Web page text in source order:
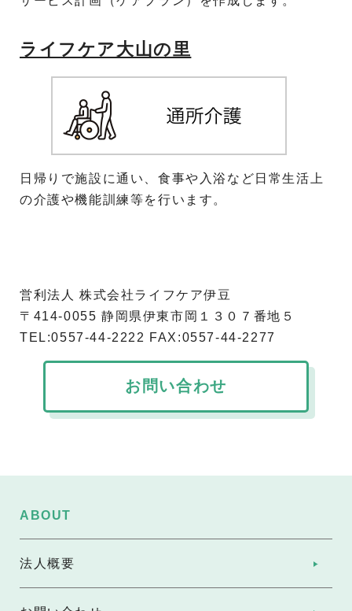
ライフケア大山の里
日帰りで施設に通い、食事や入浴など日常生活上
の介護や機能訓練等を行います。
営利法人 株式会社ライフケア伊豆
〒414-0055 静岡県伊東市岡１３０７番地５
TEL:0557-44-2222 FAX:0557-44-2277
お問い合わせ
ABOUT
法人概要